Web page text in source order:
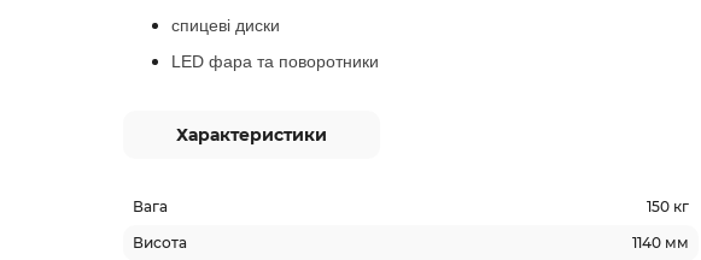
спицеві диски
LED фара та поворотники
Характеристики
Вага
150 кг
Висота
1140 мм